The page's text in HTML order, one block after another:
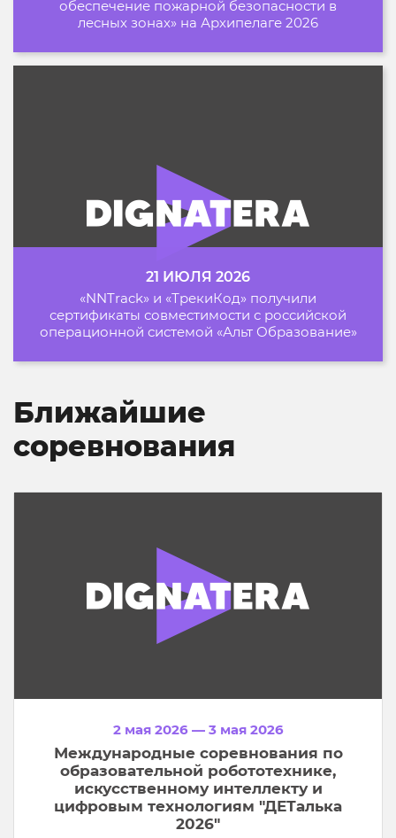
обеспечение пожарной безопасности в
лесных зонах» на Архипелаге 2026
21 ИЮЛЯ 2026
«NNTrack» и «ТрекиКод» получили
сертификаты совместимости с российской
операционной системой «Альт Образование»
Ближайшие
соревнования
2 мая 2026 — 3 мая 2026
Международные соревнования по
образовательной робототехнике,
искусственному интеллекту и
цифровым технологиям "ДЕТалька
2026"